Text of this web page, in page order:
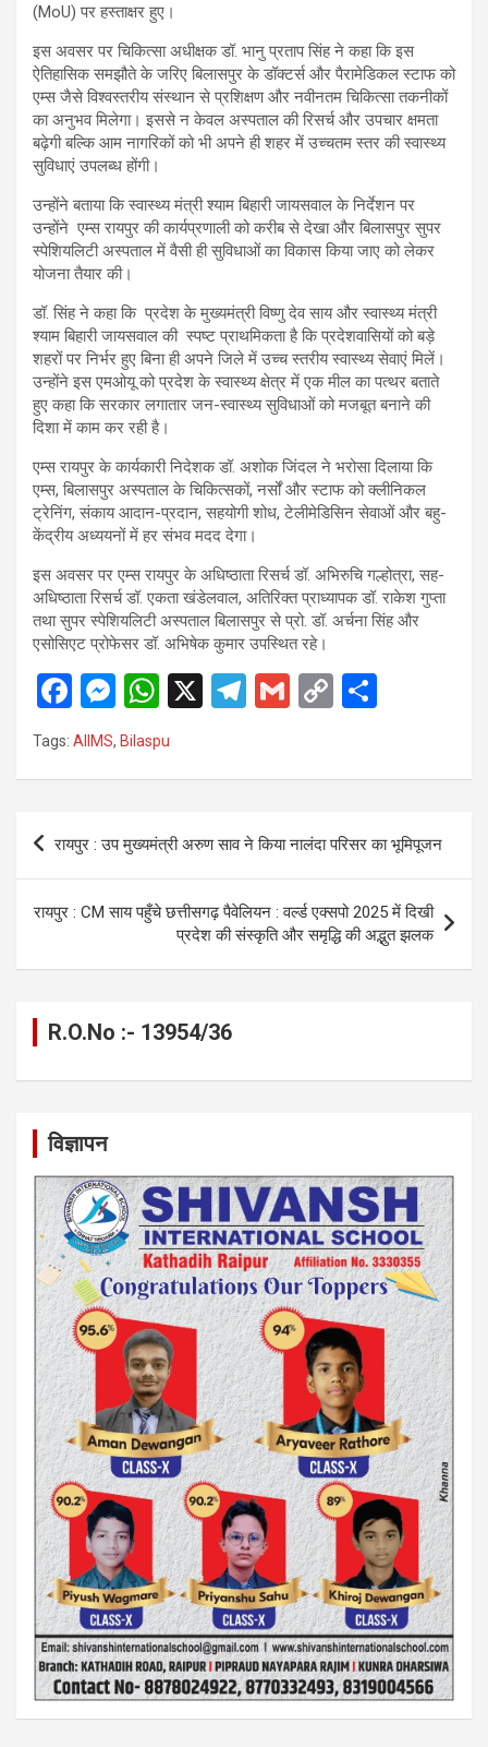
(MoU) पर हस्ताक्षर हुए।
इस अवसर पर चिकित्सा अधीक्षक डॉ. भानु प्रताप सिंह ने कहा कि इस
ऐतिहासिक समझौते के जरिए बिलासपुर के डॉक्टर्स और पैरामेडिकल स्टाफ को
एम्स जैसे विश्वस्तरीय संस्थान से प्रशिक्षण और नवीनतम चिकित्सा तकनीकों
का अनुभव मिलेगा। इससे न केवल अस्पताल की रिसर्च और उपचार क्षमता
बढ़ेगी बल्कि आम नागरिकों को भी अपने ही शहर में उच्चतम स्तर की स्वास्थ्य
सुविधाएं उपलब्ध होंगी।
उन्होंने बताया कि स्वास्थ्य मंत्री श्याम बिहारी जायसवाल के निर्देशन पर
उन्होंने एम्स रायपुर की कार्यप्रणाली को करीब से देखा और बिलासपुर सुपर
स्पेशियलिटी अस्पताल में वैसी ही सुविधाओं का विकास किया जाए को लेकर
योजना तैयार की।
डॉ. सिंह ने कहा कि प्रदेश के मुख्यमंत्री विष्णु देव साय और स्वास्थ्य मंत्री
श्याम बिहारी जायसवाल की स्पष्ट प्राथमिकता है कि प्रदेशवासियों को बड़े
शहरों पर निर्भर हुए बिना ही अपने जिले में उच्च स्तरीय स्वास्थ्य सेवाएं मिलें।
उन्होंने इस एमओयू को प्रदेश के स्वास्थ्य क्षेत्र में एक मील का पत्थर बताते
हुए कहा कि सरकार लगातार जन-स्वास्थ्य सुविधाओं को मजबूत बनाने की
दिशा में काम कर रही है।
एम्स रायपुर के कार्यकारी निदेशक डॉ. अशोक जिंदल ने भरोसा दिलाया कि
एम्स, बिलासपुर अस्पताल के चिकित्सकों, नर्सों और स्टाफ को क्लीनिकल
ट्रेनिंग, संकाय आदान-प्रदान, सहयोगी शोध, टेलीमेडिसिन सेवाओं और बहु-
केंद्रीय अध्ययनों में हर संभव मदद देगा।
इस अवसर पर एम्स रायपुर के अधिष्ठाता रिसर्च डॉ. अभिरुचि गल्होत्रा, सह-
अधिष्ठाता रिसर्च डॉ. एकता खंडेलवाल, अतिरिक्त प्राध्यापक डॉ. राकेश गुप्ता
तथा सुपर स्पेशियलिटी अस्पताल बिलासपुर से प्रो. डॉ. अर्चना सिंह और
एसोसिएट प्रोफेसर डॉ. अभिषेक कुमार उपस्थित रहे।
F
a
ce
o
o
k
M
es
se
g
er
W
at
A
p
p
X
T
a
G
C
n
Tags: AIIMS, Bilaspu
Post
navigation
रायपुर : उप मुख्यमंत्री अरुण साव ने किया नालंदा परिसर का भूमिपूजन
रायपुर : CM साय पहुँचे छत्तीसगढ़ पैवेलियन : वर्ल्ड एक्सपो 2025 में दिखी
प्रदेश की संस्कृति और समृद्धि की अद्भुत झलक
R.O.No :- 13954/36
विज्ञापन